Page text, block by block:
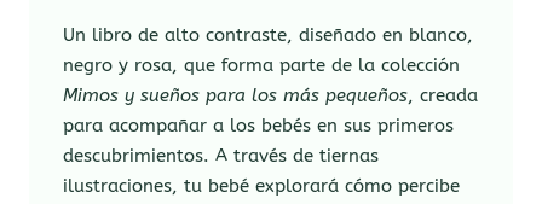
Un libro de alto contraste, diseñado en blanco,
negro y rosa, que forma parte de la colección
Mimos y sueños para los más pequeños, creada
para acompañar a los bebés en sus primeros
descubrimientos. A través de tiernas
ilustraciones, tu bebé explorará cómo percibe